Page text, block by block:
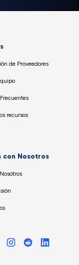
de Proveedores
recursos
con Nosotros